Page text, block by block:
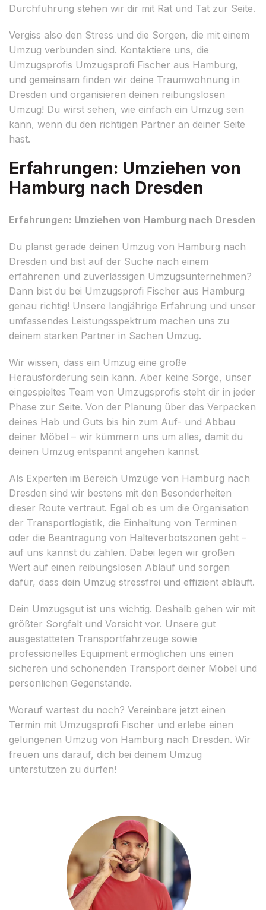
Durchführung stehen wir dir mit Rat und Tat zur Seite.
Vergiss also den Stress und die Sorgen, die mit einem
Umzug verbunden sind. Kontaktiere uns, die
Umzugsprofis Umzugsprofi Fischer aus Hamburg,
und gemeinsam finden wir deine Traumwohnung in
Dresden und organisieren deinen reibungslosen
Umzug! Du wirst sehen, wie einfach ein Umzug sein
kann, wenn du den richtigen Partner an deiner Seite
hast.
Erfahrungen: Umziehen von
Hamburg nach Dresden
Erfahrungen: Umziehen von Hamburg nach Dresden
Du planst gerade deinen Umzug von Hamburg nach
Dresden und bist auf der Suche nach einem
erfahrenen und zuverlässigen Umzugsunternehmen?
Dann bist du bei Umzugsprofi Fischer aus Hamburg
genau richtig! Unsere langjährige Erfahrung und unser
umfassendes Leistungsspektrum machen uns zu
deinem starken Partner in Sachen Umzug.
Wir wissen, dass ein Umzug eine große
Herausforderung sein kann. Aber keine Sorge, unser
eingespieltes Team von Umzugsprofis steht dir in jeder
Phase zur Seite. Von der Planung über das Verpacken
deines Hab und Guts bis hin zum Auf- und Abbau
deiner Möbel – wir kümmern uns um alles, damit du
deinen Umzug entspannt angehen kannst.
Als Experten im Bereich Umzüge von Hamburg nach
Dresden sind wir bestens mit den Besonderheiten
dieser Route vertraut. Egal ob es um die Organisation
der Transportlogistik, die Einhaltung von Terminen
oder die Beantragung von Halteverbotszonen geht –
auf uns kannst du zählen. Dabei legen wir großen
Wert auf einen reibungslosen Ablauf und sorgen
dafür, dass dein Umzug stressfrei und effizient abläuft.
Dein Umzugsgut ist uns wichtig. Deshalb gehen wir mit
größter Sorgfalt und Vorsicht vor. Unsere gut
ausgestatteten Transportfahrzeuge sowie
professionelles Equipment ermöglichen uns einen
sicheren und schonenden Transport deiner Möbel und
persönlichen Gegenstände.
Worauf wartest du noch? Vereinbare jetzt einen
Termin mit Umzugsprofi Fischer und erlebe einen
gelungenen Umzug von Hamburg nach Dresden. Wir
freuen uns darauf, dich bei deinem Umzug
unterstützen zu dürfen!